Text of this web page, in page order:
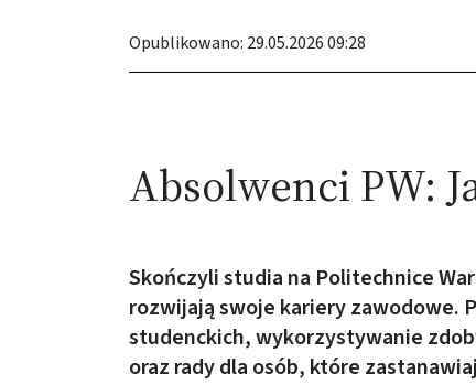
Opublikowano: 29.05.2026 09:28
Absolwenci PW:
Skończyli studia na Politechnice
rozwijają swoje kariery zawodowe.
studenckich, wykorzystywanie
oraz rady dla osób, które